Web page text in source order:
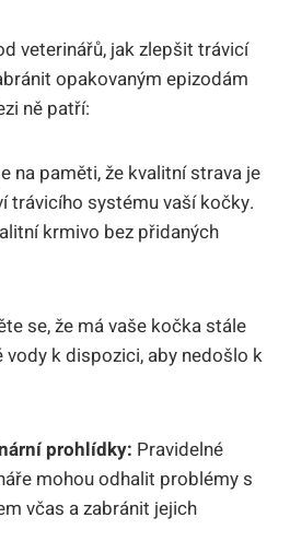
veterinářů, jak zlepšit trávicí
opakovaným epizodám
ně patří:
na paměti, že kvalitní strava je
trávicího systému vaší kočky.
krmivo bez přidaných
se, že má vaše kočka stále
k dispozici, aby nedošlo k
prohlídky: Pravidelné
mohou odhalit problémy s
včas a zabránit jejich